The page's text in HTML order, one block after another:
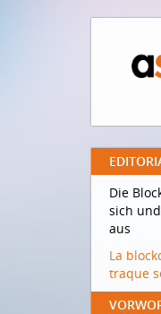
Die
sich
aus
La
traque